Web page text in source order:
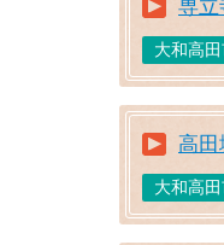
専立
大和高
高田
大和高